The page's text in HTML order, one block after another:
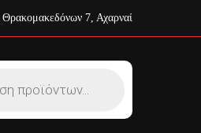
Θρακομακεδόνων 7, Αχαρναί